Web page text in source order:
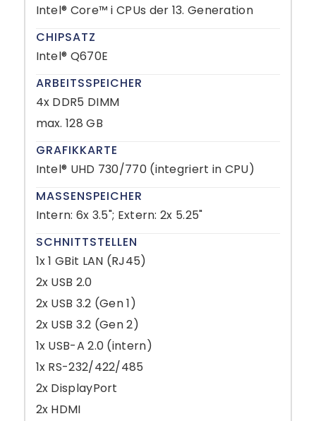
Intel® Core™ i CPUs der 13. Generation
CHIPSATZ
Intel® Q670E
ARBEITSSPEICHER
4x DDR5 DIMM
max. 128 GB
GRAFIKKARTE
Intel® UHD 730/770 (integriert in CPU)
MASSENSPEICHER
Intern: 6x 3.5"; Extern: 2x 5.25"
SCHNITTSTELLEN
1x 1 GBit LAN (RJ45)
2x USB 2.0
2x USB 3.2 (Gen 1)
2x USB 3.2 (Gen 2)
1x USB-A 2.0 (intern)
1x RS-232/422/485
2x DisplayPort
2x HDMI